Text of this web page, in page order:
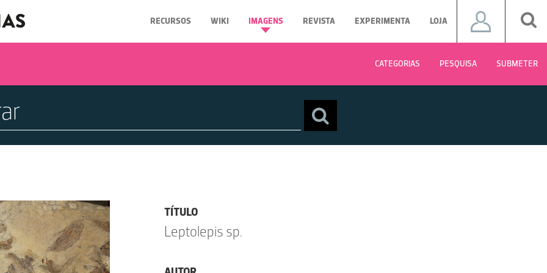
RECURSOS WIKI IMAGENS REVISTA EXPERIMENTA LOJA
CATEGORIAS PESQUISA SUBMETER
TÍTULO
Leptolepis sp.